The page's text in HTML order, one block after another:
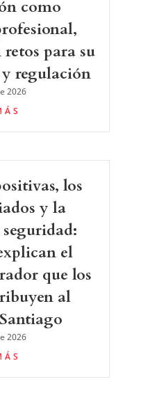
como
retos para su
regulación
2026
los
y la
el
que los
al
2026